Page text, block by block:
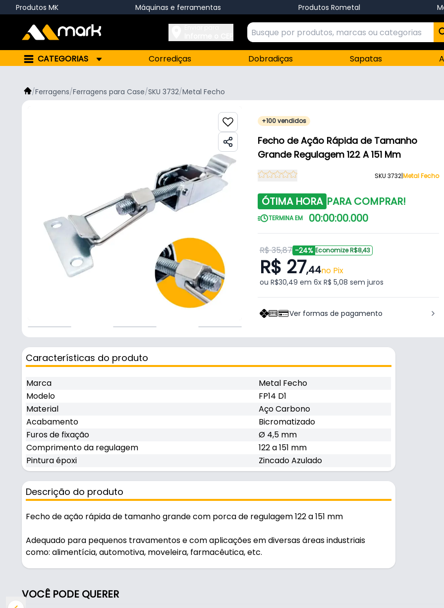
Produtos MK Máquinas e ferramentas Produtos Rometal
CATEGORIAS Corrediças Dobradiças Sapatas
/Ferragens/Ferragens para Case/SKU 3732/Metal Fecho
+100 vendidos
Fecho de Ação Rápida de Tamanho
Grande Regulagem 122 A 151 Mm
SKU 3732|Metal Fecho
ÓTIMA HORA PARA COMPRAR!
TERMINA EM 00:00:00.000
R$ 35,87 -24% Economize R$8,43
R$ 27,44no Pix
ou R$30,49 em 6x R$ 5,08 sem juros
Ver formas de pagamento
Características do produto
Marca
Metal Fecho
Modelo
FP14 D1
Material
Aço Carbono
Acabamento
Bicromatizado
Furos de fixação
Ø 4,5 mm
Comprimento da regulagem
122 a 151 mm
Pintura époxi
Zincado Azulado
Descrição do produto
Fecho de ação rápida de tamanho grande com porca de regulagem 122 a 151 mm
Adequado para pequenos travamentos e com aplicações em diversas áreas industriais
como: alimentícia, automotiva, moveleira, farmacêutica, etc.
- Marca: Metal Fecho
- Modelo: FP14 D1
VOCÊ PODE QUERER